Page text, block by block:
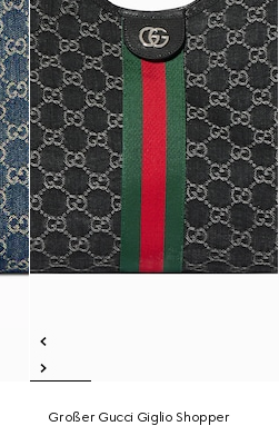
Großer Gucci Giglio Shopper